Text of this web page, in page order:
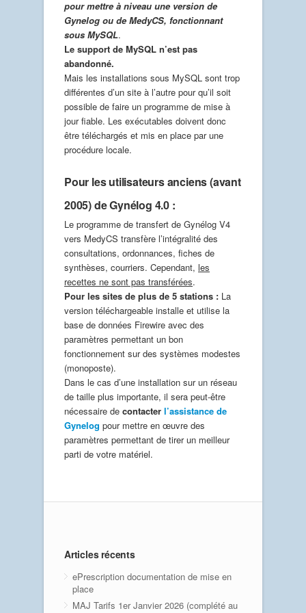
pour mettre à niveau une version de
Gynelog ou de MedyCS, fonctionnant
sous MySQL.
Le support de MySQL n’est pas
abandonné.
Mais les installations sous MySQL sont trop
différentes d’un site à l’autre pour qu’il soit
possible de faire un programme de mise à
jour fiable. Les exécutables doivent donc
être téléchargés et mis en place par une
procédure locale.
Pour les utilisateurs anciens (avant
2005) de Gynélog 4.0 :
Le programme de transfert de Gynélog V4
vers MedyCS transfère l’intégralité des
consultations, ordonnances, fiches de
synthèses, courriers. Cependant, les
recettes ne sont pas transférées.
Pour les sites de plus de 5 stations : La
version téléchargeable installe et utilise la
base de données Firewire avec des
paramètres permettant un bon
fonctionnement sur des systèmes modestes
(monoposte).
Dans le cas d’une installation sur un réseau
de taille plus importante, il sera peut-être
nécessaire de contacter l’assistance de
Gynelog pour mettre en œuvre des
paramètres permettant de tirer un meilleur
parti de votre matériel.
Articles récents
ePrescription documentation de mise en
place
MAJ Tarifs 1er Janvier 2026 (complété au